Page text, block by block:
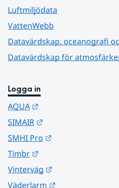
Luftmiljödata
VattenWebb
Datavärdskap, oceanografi
Datavärdskap för
Logga in
AQUA
SIMAIR
SMHI Pro
Timbr
Vinterväg
Väderlarm